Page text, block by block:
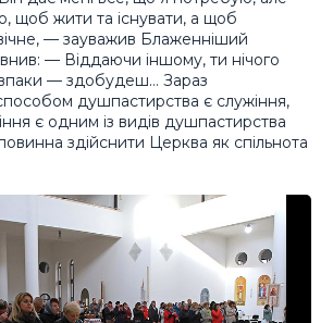
щоб жити та існувати, а щоб
— зауважив Блаженніший
— Віддаючи іншому, ти нічого
— здобудеш… Зараз
душпастирства є служіння,
є одним із видів душпастирства
здійснити Церква як спільнота